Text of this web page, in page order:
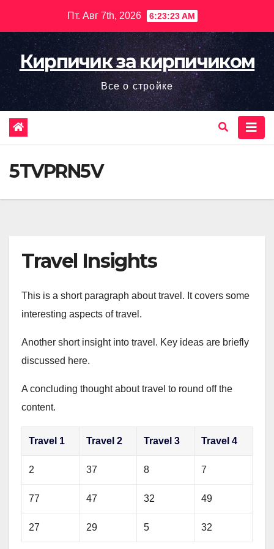
содержимому
Пт. Авг 7th, 2026 6:23:25 AM
Кирпичик за кирпичиком
Все о стройке
5TVPRN5V
Travel Insights
This is a short paragraph about travel. It covers some
interesting aspects of travel.
Another short insight into travel. Key ideas are briefly
discussed here.
A concluding thought about travel to round off the
content.
Travel 1 Travel 2 Travel 3 Travel 4
2 37 8 7
77 47 32 49
27 29 5 32